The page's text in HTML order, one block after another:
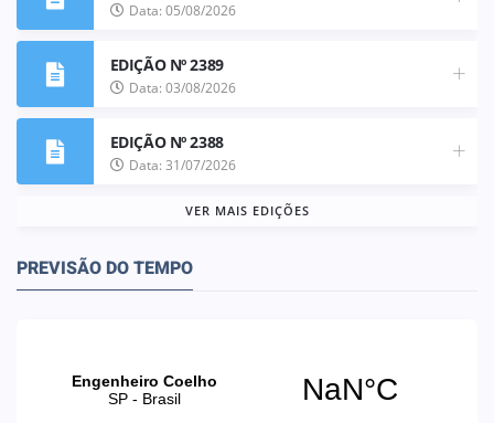
Data: 05/08/2026
EDIÇÃO Nº 2389
Data: 03/08/2026
EDIÇÃO Nº 2388
Data: 31/07/2026
VER MAIS EDIÇÕES
PREVISÃO DO TEMPO